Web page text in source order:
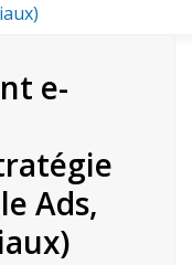
e-
Ads,